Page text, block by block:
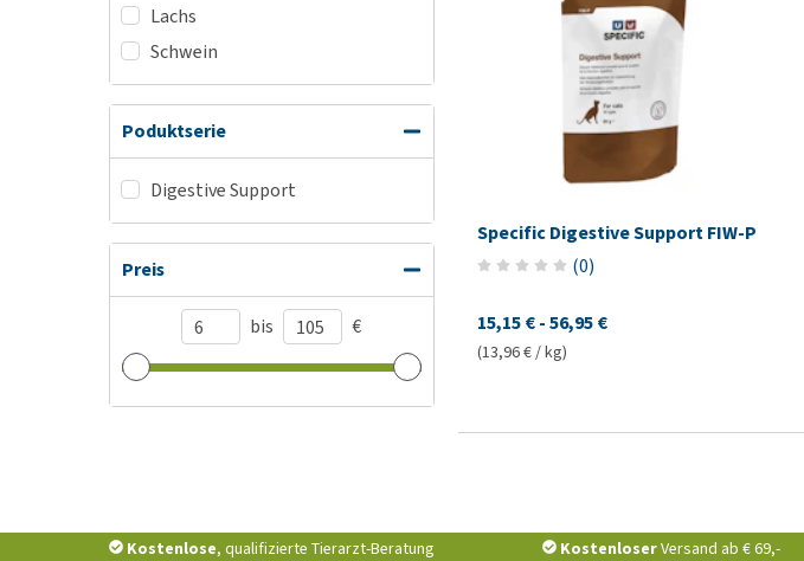
Lachs
Schwein
Poduktserie
Digestive Support
Preis
bis €
Specific Digestive Support FIW-P
(0)
15,15 €-56,95 €
(13,96 € / kg)
Kostenlose, qualifizierte Tierarzt-Beratung KostenloserVersand ab € 69,-